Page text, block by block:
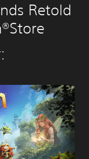
Retold